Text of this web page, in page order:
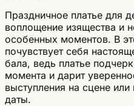
Праздничное платье для
воплощение изящества и
особенных моментов. В
почувствует себя
бала, ведь платье
момента и дарит
выступления на сцене
даты.